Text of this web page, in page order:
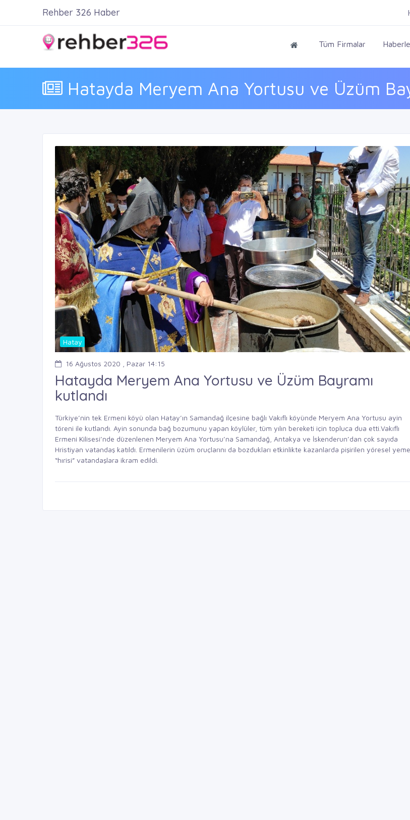
Tüm Firmalar
Hatayda Meryem Ana Yortusu ve Üzüm
Rehber 326 Haber
Hatay
16 Ağustos 2020 , Pazar 14:15
Hatayda Meryem Ana Yortusu ve Üzüm Bayramı
kutlandı
Türkiye’nin tek Ermeni köyü olan Hatay’ın Samandağ ilçesine bağlı Vakıflı köyünde Meryem Ana Yortusu ayin
töreni ile kutlandı. Ayin sonunda bağ bozumunu yapan köylüler, tüm yılın bereketi için topluca dua etti.Vakıflı
Ermeni Kilisesi’nde düzenlenen Meryem Ana Yortusu’na Samandağ, Antakya ve İskenderun’dan çok sayıda
Hristiyan vatandaş katıldı. Ermenilerin üzüm oruçlarını da bozdukları etkinlikte kazanlarda pişirilen yöresel
“hırisi” vatandaşlara ikram edildi.